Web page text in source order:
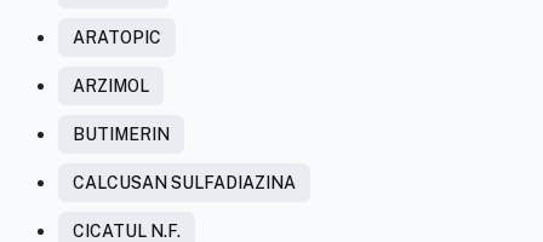
ARATOPIC
ARZIMOL
BUTIMERIN
CALCUSAN SULFADIAZINA
CICATUL N.F.